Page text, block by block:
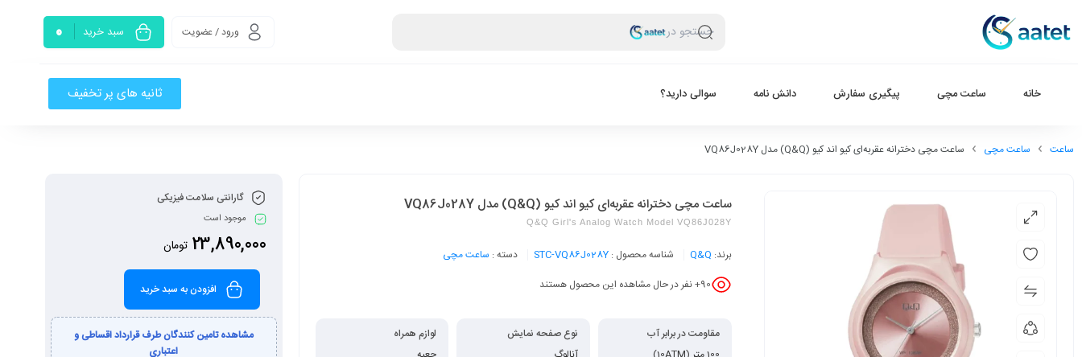
جستجو در ورود / عضویت سبد خرید 0
خانه ساعت مچی پیگیری سفارش دانش نامه سوالی دارید؟ ثانیه های پر تخفیف
ساعت ساعت مچی ساعت مچی دخترانه عقربه‌ای کیو اند کیو (Q&Q) مدل VQ86J028Y
ساعت مچی دخترانه عقربه‌ای کیو اند کیو (Q&Q) مدل VQ86J028Y
Q&Q Girl's Analog Watch Model VQ86J028Y
برند: Q&Q شناسه محصول : STC-VQ86J028Y دسته : ساعت مچی
90+ نفر در حال مشاهده این محصول هستند
مقاومت در برابر آب
نوع صفحه نمایش
لوازم همراه
گارانتی سلامت فیزیکی
موجود است
23,890,000 تومان
افزودن به سبد خرید
مشاهده تامین کنندگان طرف قرارداد اقساطی و
اعتباری